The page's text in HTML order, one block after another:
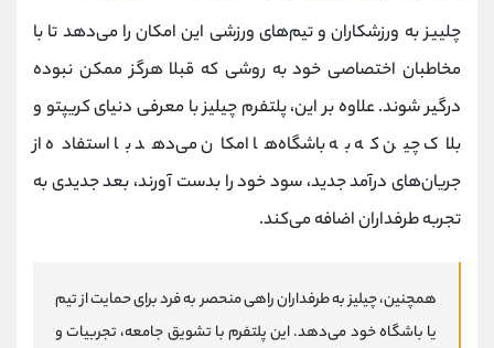
چلییز به ورزشکاران و تیم‌های ورزشی این امکان را می‌دهد تا با
مخاطبان اختصاصی خود به روشی که قبلا هرگز ممکن نبوده
درگیر شوند. علاوه بر این، پلتفرم چیلیز با معرفی دنیای کریپتو و
بلاک چین که به باشگاه‌ها امکان می‌دهد با استفاده از
جریان‌های درآمد جدید، سود خود را بدست آورند، بعد جدیدی به
تجربه طرفداران اضافه می‌کند.
همچنین، چیلیز به طرفداران راهی منحصر به فرد برای حمایت از تیم
یا باشگاه خود می‌دهد. این پلتفرم با تشویق جامعه، تجربیات و